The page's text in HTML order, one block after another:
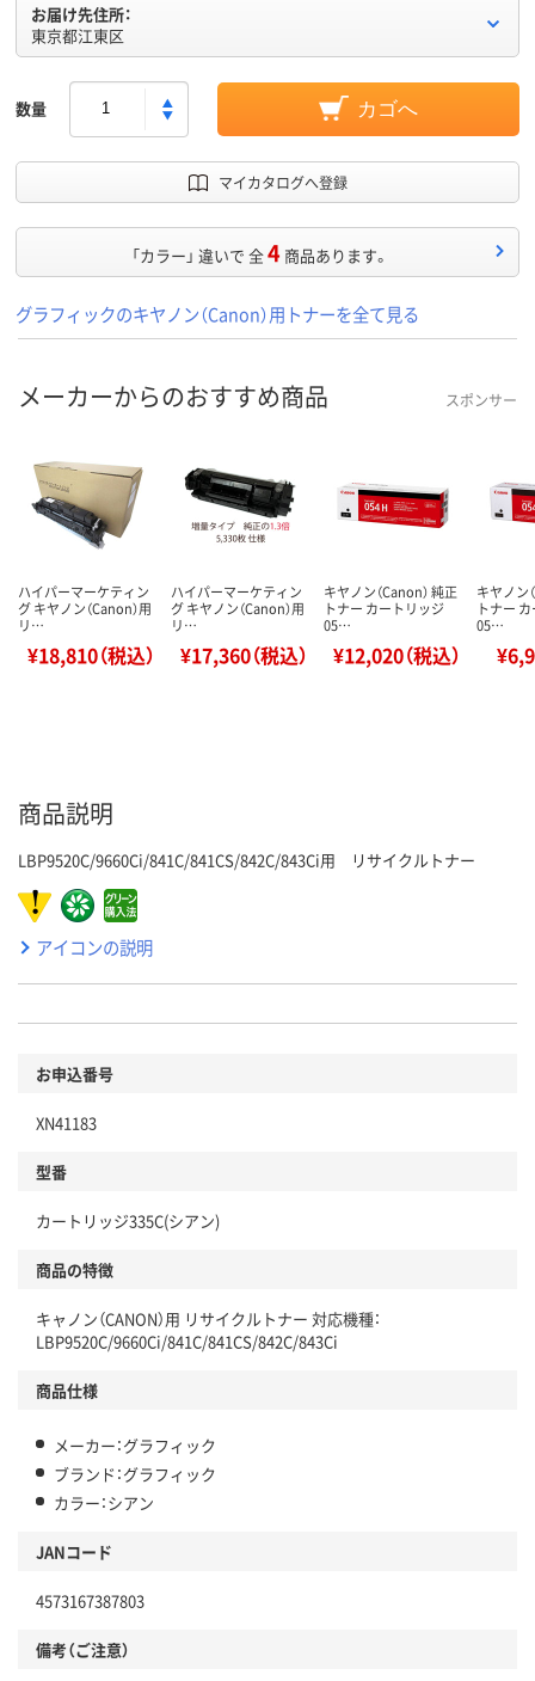
お届け先住所：
東京都江東区
数量 カゴへ
マイカタログへ登録
「カラー」 違いで 全4 商品あります。
グラフィックのキヤノン（Canon）用トナーを全て見る
メーカーからのおすすめ商品 スポンサー
ハイパーマーケティン
グ キヤノン（Canon）用
リ…
¥18,810（税込）
ハイパーマーケティン
グ キヤノン（Canon）用
リ…
¥17,360（税込）
キヤノン（Canon） 純正
トナー カートリッジ
05…
¥12,020（税込）
キヤノン
トナー
05…
商品説明
LBP9520C/9660Ci/841C/841CS/842C/843Ci用 リサイクルトナー
アイコンの説明
お申込番号
XN41183
型番
カートリッジ335C(シアン)
商品の特徴
キャノン（CANON）用 リサイクルトナー 対応機種：
LBP9520C/9660Ci/841C/841CS/842C/843Ci
商品仕様
メーカー：グラフィック
ブランド：グラフィック
カラー：シアン
JANコード
4573167387803
備考（ご注意）